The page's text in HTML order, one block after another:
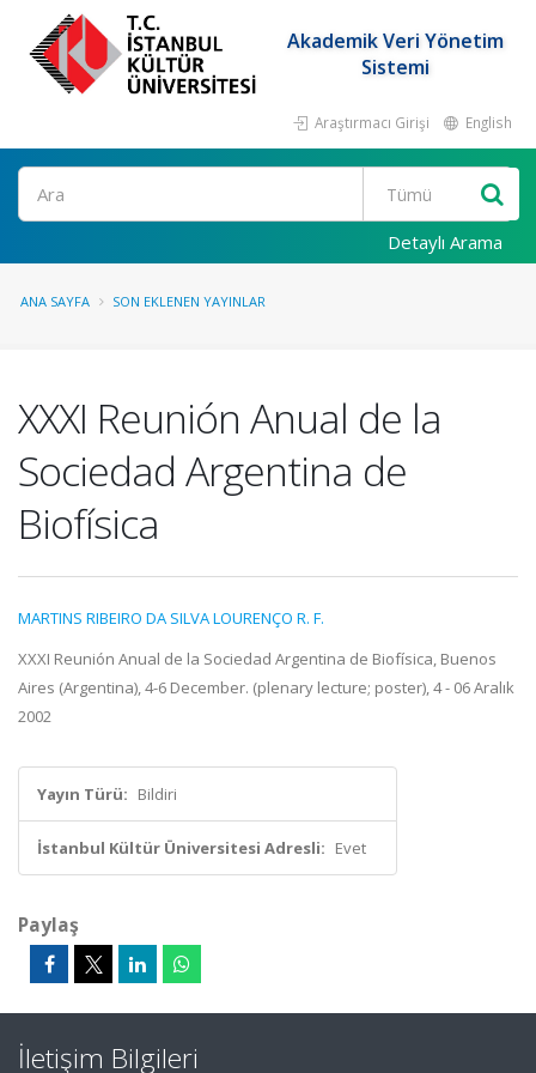
Akademik Veri Yönetim
Sistemi
Araştırmacı Girişi English
Ara
Detaylı Arama
ANA SAYFA SON EKLENEN YAYINLAR
XXXI Reunión Anual de la
Sociedad Argentina de
Biofísica
MARTINS RIBEIRO DA SILVA LOURENÇO R. F.
XXXI Reunión Anual de la Sociedad Argentina de Biofísica, Buenos
Aires (Argentina), 4-6 December. (plenary lecture; poster), 4 - 06 Aralık
2002
Yayın Türü: Bildiri
İstanbul Kültür Üniversitesi Adresli: Evet
Paylaş
İletişim Bilgileri